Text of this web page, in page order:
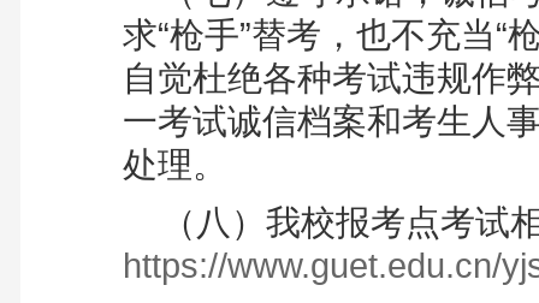
求“枪手”替考，也不充当“
自觉杜绝各种考试违规作
一考试诚信档案和考生人
处理。
（八） 我校报考点考试
https://www.guet.edu.cn/